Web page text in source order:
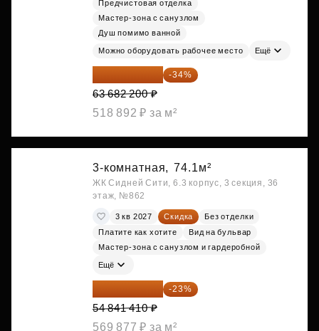
Предчистовая отделка
Мастер-зона с санузлом
Душ помимо ванной
Можно оборудовать рабочее место Ещё
42 030 252 ₽ -34%
63 682 200 ₽
518 892 ₽ за м²
3-комнатная, 74.1м²
ЖК Сидней Сити, 6.3 корпус, 3 секция, 36
этаж, №862
3 кв 2027 Скидка
Без отделки
Платите как хотите
Вид на бульвар
Мастер-зона с санузлом и гардеробной
Ещё
42 227 886 ₽ -23%
54 841 410 ₽
569 877 ₽ за м²